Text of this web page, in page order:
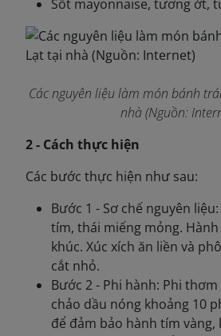
Sốt mayonnaise, tương ớt,
Các nguyên liệu làm món bánh
nhà (Nguồn:
2 - Cách thực hiện
Các bước thực hiện như sau:
Bước 1 - Sơ chế nguyên
tím, thái miếng mỏng.
khúc. Xúc xích ăn liền và
cắt nhỏ.
Bước 2 - Phi hành: Phi
chảo dầu nóng khoảng 10
để đảm bảo hành tím vàng,